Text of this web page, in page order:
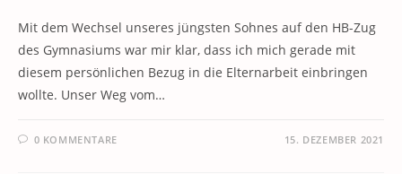
Mit dem Wechsel unseres jüngsten Sohnes auf den HB-Zug
des Gymnasiums war mir klar, dass ich mich gerade mit
diesem persönlichen Bezug in die Elternarbeit einbringen
wollte. Unser Weg vom…
0 KOMMENTARE 15. DEZEMBER 2021